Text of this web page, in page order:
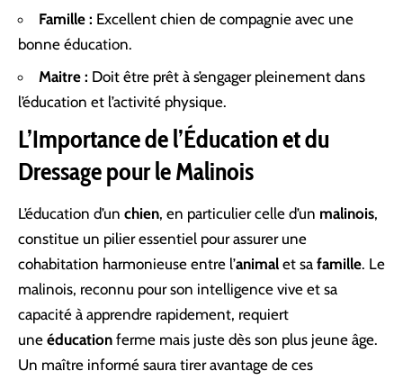
Famille : Excellent chien de compagnie avec une
bonne éducation.
Maitre : Doit être prêt à s’engager pleinement dans
l’éducation et l’activité physique.
L’Importance de l’Éducation et du
Dressage pour le Malinois
L’éducation d’un chien, en particulier celle d’un malinois,
constitue un pilier essentiel pour assurer une
cohabitation harmonieuse entre l’animal et sa famille. Le
malinois, reconnu pour son intelligence vive et sa
capacité à apprendre rapidement, requiert
une éducation ferme mais juste dès son plus jeune âge.
Un maître informé saura tirer avantage de ces